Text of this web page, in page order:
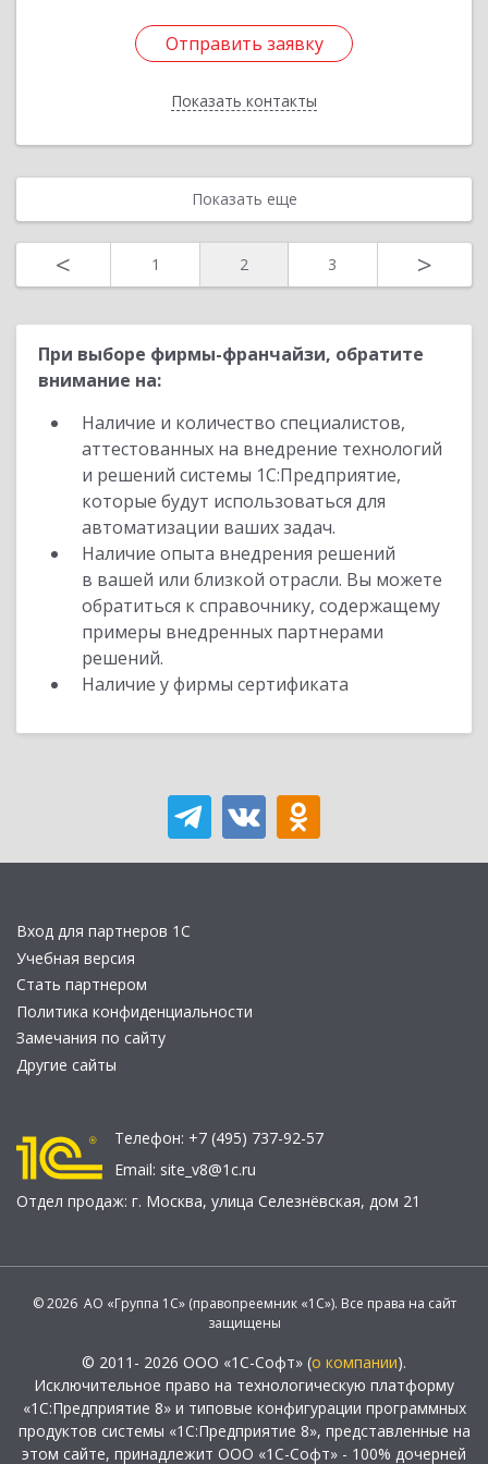
Отправить заявку
Показать контакты
Отправить заявку
Назад
Показать еще
< 1 2 3 >
При выборе фирмы-франчайзи, обратите
внимание на:
Наличие и количество специалистов,
аттестованных на внедрение технологий
и решений системы 1С:Предприятие,
которые будут использоваться для
автоматизации ваших задач.
Наличие опыта внедрения решений
в вашей или близкой отрасли. Вы можете
обратиться к справочнику, содержащему
примеры внедренных партнерами
решений.
Наличие у фирмы сертификата
Вход для партнеров 1С
Учебная версия
Стать партнером
Политика конфиденциальности
Замечания по сайту
Другие сайты
Телефон: +7 (495) 737-92-57
Email: site_v8@1c.ru
Отдел продаж: г. Москва, улица Селезнёвская, дом 21
© 2026 АО «Группа 1С» (правопреемник «1С»). Все права на сайт
защищены
© 2011- 2026 ООО «1С-Софт» (о компании).
Исключительное право на технологическую платформу
«1С:Предприятие 8» и типовые конфигурации программных
продуктов системы «1С:Предприятие 8», представленные на
этом сайте, принадлежит ООО «1С-Софт» - 100% дочерней